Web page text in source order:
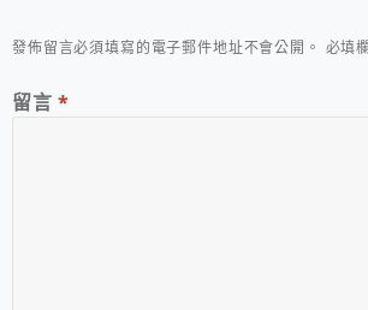
發佈留言必須填寫的電子郵件地址不會公開。 必填
留言 *